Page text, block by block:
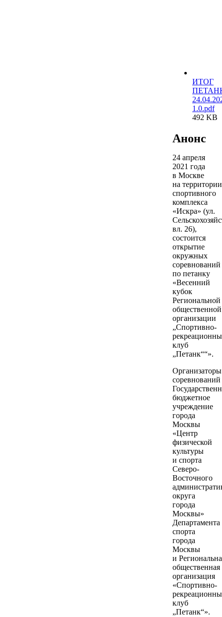
ИТОГ
1.0.pdf
492 KB
Анонс
24 апреля
2021 года
в Москве
на территории
спортивного
комплекса
«Искра» (ул.
вл. 26),
состоится
открытие
окружных
соревнований
по петанку
«Весенний
кубок
Региональной
общественной
организации
„Спортивно-
клуб
„Петанк““».
Организаторы
бюджетное
учреждение
города
Москвы
«Центр
физической
культуры
и спорта
Северо-
Восточного
округа
города
Москвы»
Департамента
спорта
города
Москвы
и
общественная
организация
«Спортивно-
клуб
„Петанк“».